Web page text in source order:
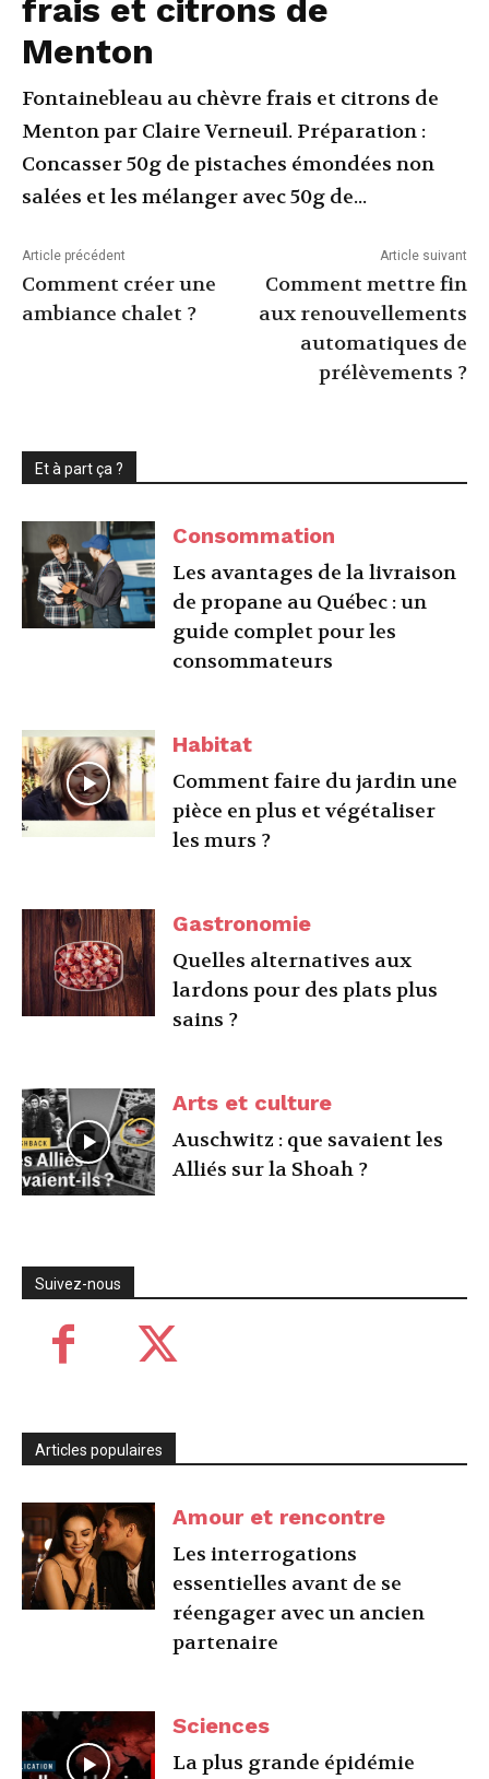
frais et citrons de
Menton
Fontainebleau au chèvre frais et citrons de
Menton par Claire Verneuil. Préparation :
Concasser 50g de pistaches émondées non
salées et les mélanger avec 50g de...
Article précédent
Comment créer une
ambiance chalet ?
Article suivant
Comment mettre fin
aux renouvellements
automatiques de
prélèvements ?
Et à part ça ?
Consommation
Les avantages de la livraison
de propane au Québec : un
guide complet pour les
consommateurs
Habitat
Comment faire du jardin une
pièce en plus et végétaliser
les murs ?
Gastronomie
Quelles alternatives aux
lardons pour des plats plus
sains ?
Arts et culture
Auschwitz : que savaient les
Alliés sur la Shoah ?
Suivez-nous
Articles populaires
Amour et rencontre
Les interrogations
essentielles avant de se
réengager avec un ancien
partenaire
Sciences
La plus grande épidémie